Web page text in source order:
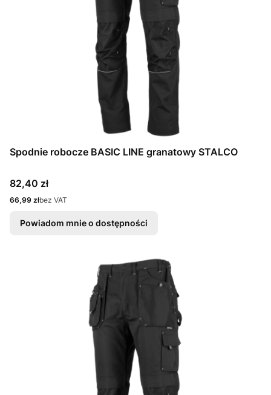
Spodnie robocze BASIC LINE granatowy STALCO
Cena
82,40 zł
Cena
66,99 złbez VAT
Powiadom mnie o dostępności